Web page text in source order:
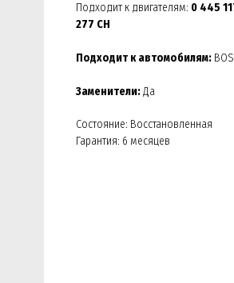
Подходит к двигателям: 0 445
277 CH
Подходит к автомобилям:
Заменители:Да
Состояние: Восстановленная
Гарантия: 6 месяцев